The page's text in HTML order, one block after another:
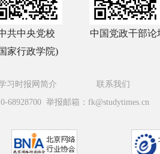
共中央党校
家行政学院)
中国党政干部论
习时报网简介
联系我们
68928700 举报邮箱：fk@studytimes.cn